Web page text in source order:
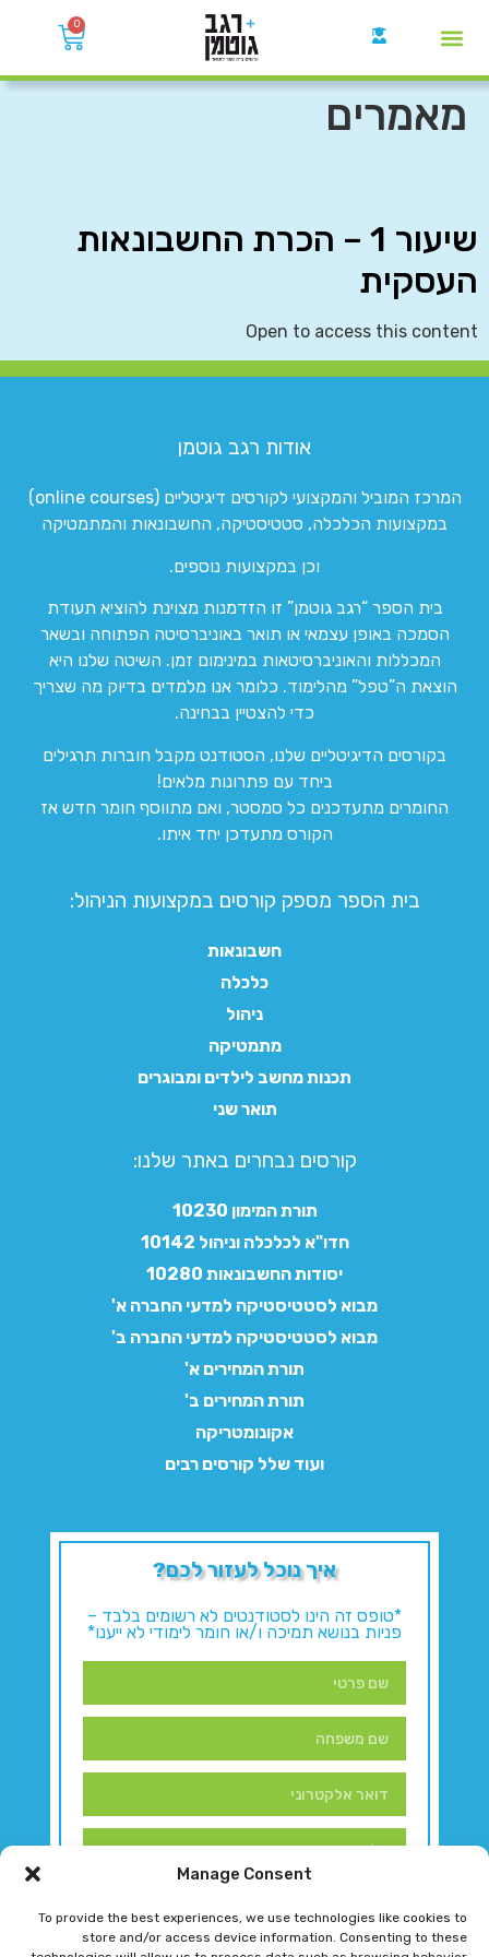
Manage Consent
To provide the best experiences, we use technologies like cookies to
store and/or access device information. Consenting to these
0
מאמרים
שיעור 1 – הכרת החשבונאות
העסקית
Open to access this content
אודות רגב גוטמן
המרכז המוביל והמקצועי לקורסים דיגיטליים (online courses)
במקצועות הכלכלה, סטטיסטיקה, החשבונאות והמתמטיקה
וכן במקצועות נוספים.
בית הספר “רגב גוטמן” זו הזדמנות מצוינת להוציא תעודת
הסמכה באופן עצמאי או תואר באוניברסיטה הפתוחה ובשאר
המכללות והאוניברסיטאות במינימום זמן. השיטה שלנו היא
הוצאת ה”טפל” מהלימוד. כלומר אנו מלמדים בדיוק מה שצריך
כדי להצטיין בבחינה.
בקורסים הדיגיטליים שלנו, הסטודנט מקבל חוברות תרגילים
ביחד עם פתרונות מלאים!
החומרים מתעדכנים כל סמסטר, ואם מתווסף חומר חדש אז
הקורס מתעדכן יחד איתו.
בית הספר מספק קורסים במקצועות הניהול:
חשבונאות
כלכלה
ניהול
מתמטיקה
תכנות מחשב לילדים ומבוגרים
תואר שני
קורסים נבחרים באתר שלנו:​
תורת המימון 10230
חדו"א לכלכלה וניהול 10142
יסודות החשבונאות 10280
מבוא לסטטיסטיקה למדעי החברה א'
מבוא לסטטיסטיקה למדעי החברה ב'
תורת המחירים א'
תורת המחירים ב'
אקונומטריקה
ועוד שלל קורסים רבים
איך נוכל לעזור לכם?
*טופס זה הינו לסטודנטים לא רשומים בלבד –
פניות בנושא תמיכה ו/או חומר לימודי לא ייענו*